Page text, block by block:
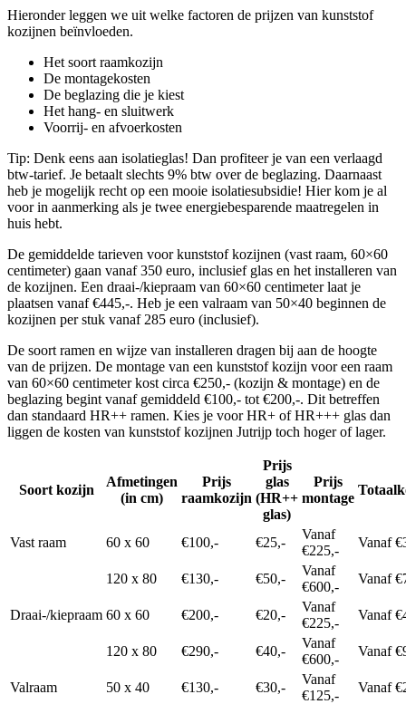
Hieronder leggen we uit welke factoren de prijzen van kunststof
kozijnen beïnvloeden.
Het soort raamkozijn
De montagekosten
De beglazing die je kiest
Het hang- en sluitwerk
Voorrij- en afvoerkosten
Tip: Denk eens aan isolatieglas! Dan profiteer je van een verlaagd
btw-tarief. Je betaalt slechts 9% btw over de beglazing. Daarnaast
heb je mogelijk recht op een mooie isolatiesubsidie! Hier kom je al
voor in aanmerking als je twee energiebesparende maatregelen in
huis hebt.
De gemiddelde tarieven voor kunststof kozijnen (vast raam, 60×60
centimeter) gaan vanaf 350 euro, inclusief glas en het installeren van
de kozijnen. Een draai-/kiepraam van 60×60 centimeter laat je
plaatsen vanaf €445,-. Heb je een valraam van 50×40 beginnen de
kozijnen per stuk vanaf 285 euro (inclusief).
De soort ramen en wijze van installeren dragen bij aan de hoogte
van de prijzen. De montage van een kunststof kozijn voor een raam
van 60×60 centimeter kost circa €250,- (kozijn & montage) en de
beglazing begint vanaf gemiddeld €100,- tot €200,-. Dit betreffen
dan standaard HR++ ramen. Kies je voor HR+ of HR+++ glas dan
liggen de kosten van kunststof kozijnen Jutrijp toch hoger of lager.
Soort kozijn
Afmetingen
(in cm)
Prijs
raamkozijn
Prijs
glas
(HR++
glas)
Prijs
montage
Vast raam 60 x 60 €100,- €25,-
Vanaf
€225,-
Vanaf
120 x 80 €130,- €50,-
Vanaf
€600,-
Vanaf
Draai-/kiepraam 60 x 60 €200,- €20,-
Vanaf
€225,-
Vanaf
120 x 80 €290,- €40,-
Vanaf
€600,-
Vanaf
Valraam 50 x 40 €130,- €30,-
Vanaf
€125,-
Vanaf